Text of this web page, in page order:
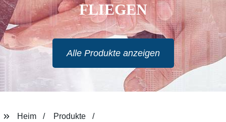
FLIEGEN
Alle Produkte anzeigen
Heim
Produkte